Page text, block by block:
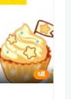
率计算。
握遗传系谱图
重组、染色体
和对生物进化
5星